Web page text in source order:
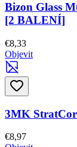
Bizon Glass
[2 BALENÍ]
€8,33
Objevit
3MK
€8,97